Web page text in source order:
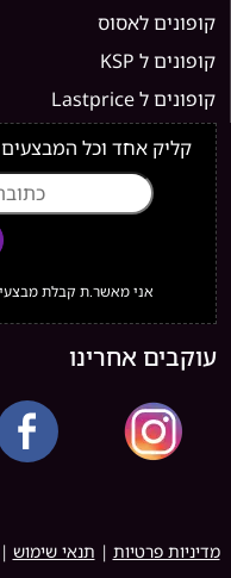
קופונים לאסוס
קופונים ל KSP
קופונים ל Lastprice
קליק אחד וכל המבצעים
אני מאשר.ת קבלת
עוקבים אחרינו
מדיניות פרטיות | תנאי שימוש